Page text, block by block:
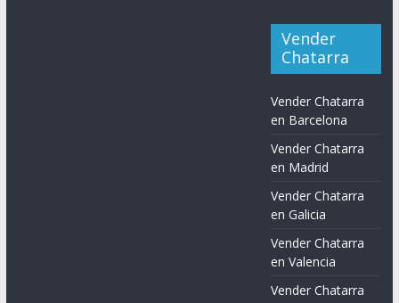
Vender
Chatarra
Vender Chatarra
en Barcelona
Vender Chatarra
en Madrid
Vender Chatarra
en Galicia
Vender Chatarra
en Valencia
Vender Chatarra